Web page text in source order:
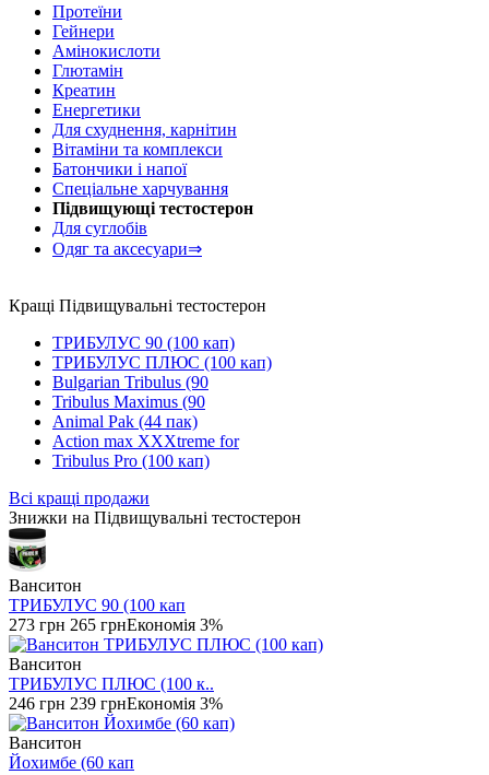
Протеїни
Гейнери
Амінокислоти
Глютамін
Креатин
Енергетики
Для схуднення, карнітин
Вітаміни та комплекси
Батончики і напої
Спеціальне харчування
Підвищующі тестостерон
Для суглобів
Одяг та аксесуари⇒
Кращі Підвищувальні тестостерон
ТРИБУЛУС 90 (100 кап)
ТРИБУЛУС ПЛЮС (100 кап)
Bulgarian Tribulus (90
Tribulus Maximus (90
Animal Pak (44 пак)
Action max XXXtreme for
Tribulus Pro (100 кап)
Всі кращі продажи
Знижки на Підвищувальні тестостерон
Ванситон
ТРИБУЛУС 90 (100 кап
273 грн 265 грнЕкономія 3%
Ванситон
ТРИБУЛУС ПЛЮС (100 к..
246 грн 239 грнЕкономія 3%
Ванситон
Йохимбе (60 кап